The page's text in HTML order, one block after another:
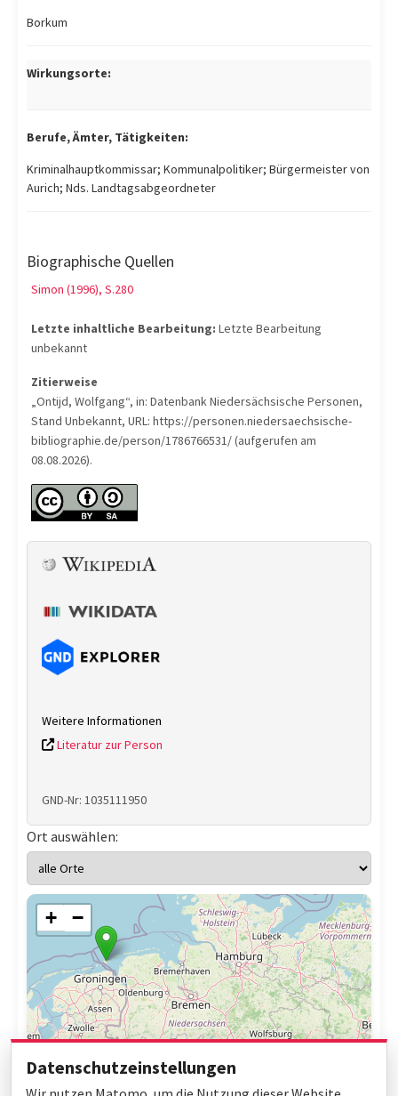
Borkum
Wirkungsorte:
Berufe, Ämter, Tätigkeiten:
Kriminalhauptkommissar; Kommunalpolitiker; Bürgermeister von
Aurich; Nds. Landtagsabgeordneter
Biographische Quellen
Simon (1996), S.280
Letzte inhaltliche Bearbeitung: Letzte Bearbeitung
unbekannt
Zitierweise
„Ontijd, Wolfgang“, in: Datenbank Niedersächsische Personen,
Stand Unbekannt, URL: https://personen.niedersaechsische-
bibliographie.de/person/1786766531/ (aufgerufen am
08.08.2026).
Weitere Informationen
Literatur zur Person
GND-Nr: 1035111950
Ort auswählen:
+ −
Datenschutzeinstellungen